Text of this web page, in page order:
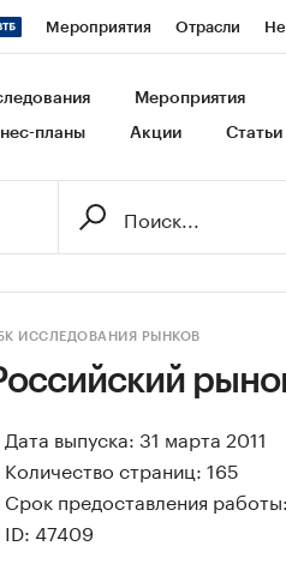
Мероприятия Отрасли
Франшизы Газета
Мероприятия
планы Акции Статьи
ИССЛЕДОВАНИЯ РЫНКОВ
Дата выпуска: 31 марта 2011
Количество страниц: 165
Срок предоставления
ID: 47409